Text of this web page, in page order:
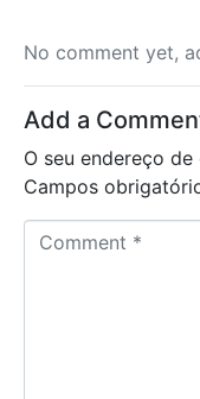
No comment yet,
Add a
O seu endereço
Campos